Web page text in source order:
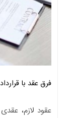
فرق عقد با
عقود لازم،